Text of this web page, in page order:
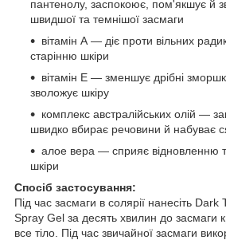
пантенолу, заспокоює, пом'якшує й
швидшої та темнішої засмаги
вітамін А — діє проти вільних
старінню шкіри
вітамін Е — зменшує дрібні
зволожує шкіру
комплекс австралійських олій —
швидко вбирає речовини й набуває
алое вера — сприяє відновленню
шкіри
Спосіб застосування:
Під час засмаги в солярії нанесіть
Spray Gel за десять хвилин до засмаги
все тіло. Під час звичайної засмаги